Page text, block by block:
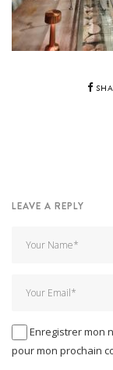
LEAVE A REPLY
Enregistrer mon
pour mon prochain